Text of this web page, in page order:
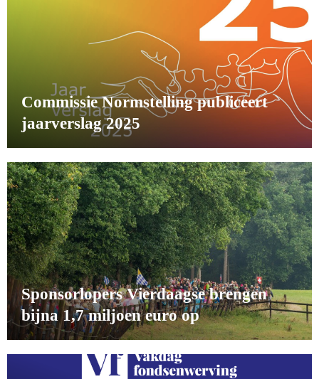
Commissie Normstelling publiceert
jaarverslag 2025
Sponsorlopers Vierdaagse brengen
bijna 1,7 miljoen euro op